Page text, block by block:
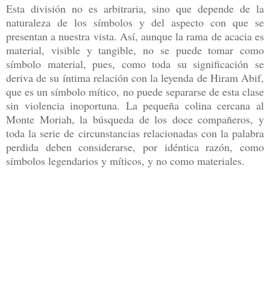
Esta división no es arbitraria, sino que depende de la
naturaleza de los símbolos y del aspecto con que se
presentan a nuestra vista. Así, aunque la rama de acacia es
material, visible y tangible, no se puede tomar como
símbolo material, pues, como toda su significación se
deriva de su íntima relación con la leyenda de Hiram Abif,
que es un símbolo mítico, no puede separarse de esta clase
sin violencia inoportuna. La pequeña colina cercana al
Monte Moriah, la búsqueda de los doce compañeros, y
toda la serie de circunstancias relacionadas con la palabra
perdida deben considerarse, por idéntica razón, como
símbolos legendarios y míticos, y no como materiales.